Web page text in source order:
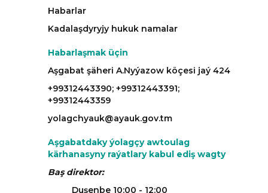
Habarlar
Kadalaşdyryjy hukuk namalar
Habarlaşmak üçin
Aşgabat şäheri A.Nyýazow köçesi jaý 424
+99312443390; +99312443391;
+99312443359
yolagchyauk@ayauk.gov.tm
Aşgabatdaky ýolagçy awtoulag
kärhanasyny raýatlary kabul ediş wagty
Baş direktor:
Duşenbe 10:00 - 12:00